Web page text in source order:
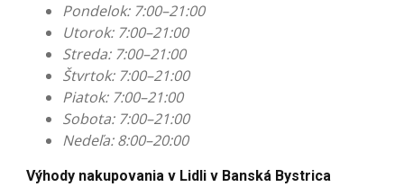
Pondelok: 7:00–21:00
Utorok: 7:00–21:00
Streda: 7:00–21:00
Štvrtok: 7:00–21:00
Piatok: 7:00–21:00
Sobota: 7:00–21:00
Nedeľa: 8:00–20:00
Výhody nakupovania v Lidli v Banská Bystrica